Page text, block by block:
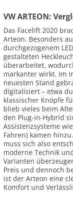
VW ARTEON:
Das Facelift 2020
Arteon. Besonders
durchgezogenem
gestalteten
überarbeitet,
markanter wirkt. Im
neuesten Stand
digitalisiert – etwa
klassischer Knöpfe
blieb vieles beim
den Plug-in-Hybrid
Assistenzsysteme
Fahren) kamen
muss sich also
moderne Technik
Varianten
Preis und dennoch
ist der Arteon eine
Komfort und